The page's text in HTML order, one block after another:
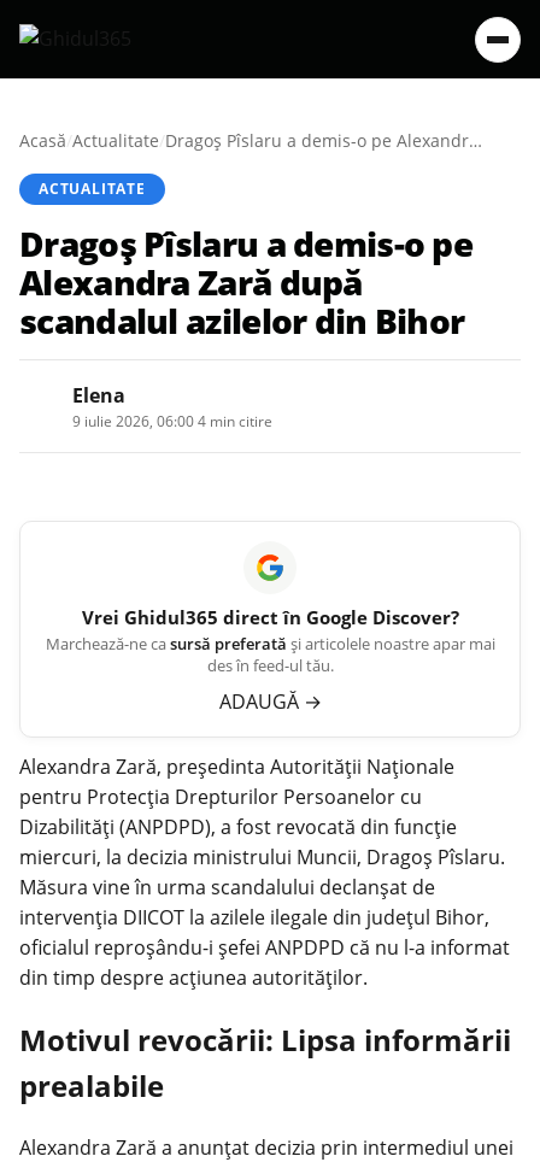
Acasă/Actualitate/ Dragoș Pîslaru a demis-o pe Alexandra Zară după scandalul azilelor din Bihor
ACTUALITATE
Dragoș Pîslaru a demis-o pe
Alexandra Zară după
scandalul azilelor din Bihor
Elena
9 iulie 2026, 06:004 min citire
Vrei Ghidul365 direct în Google Discover?
Marchează-ne casursă preferată și articolele noastre apar mai
des în feed-ul tău.
ADAUGĂ →
Alexandra Zară, președinta Autorității Naționale
pentru Protecția Drepturilor Persoanelor cu
Dizabilități (ANPDPD), a fost revocată din funcție
miercuri, la decizia ministrului Muncii, Dragoș Pîslaru.
Măsura vine în urma scandalului declanșat de
intervenția DIICOT la azilele ilegale din județul Bihor,
oficialul reproșându-i șefei ANPDPD că nu l-a informat
din timp despre acțiunea autorităților.
Motivul revocării: Lipsa informării
prealabile
Alexandra Zară a anunțat decizia prin intermediul unei